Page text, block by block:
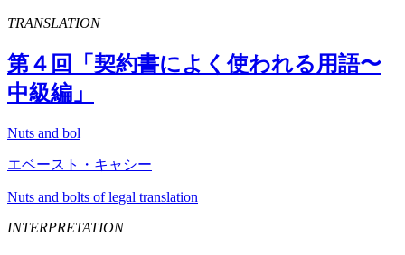
TRANSLATION
第４回「契約書によく使われる用語〜
中級編」
Nuts and bol
エベースト・キャシー
Nuts and bolts of legal translation
INTERPRETATION